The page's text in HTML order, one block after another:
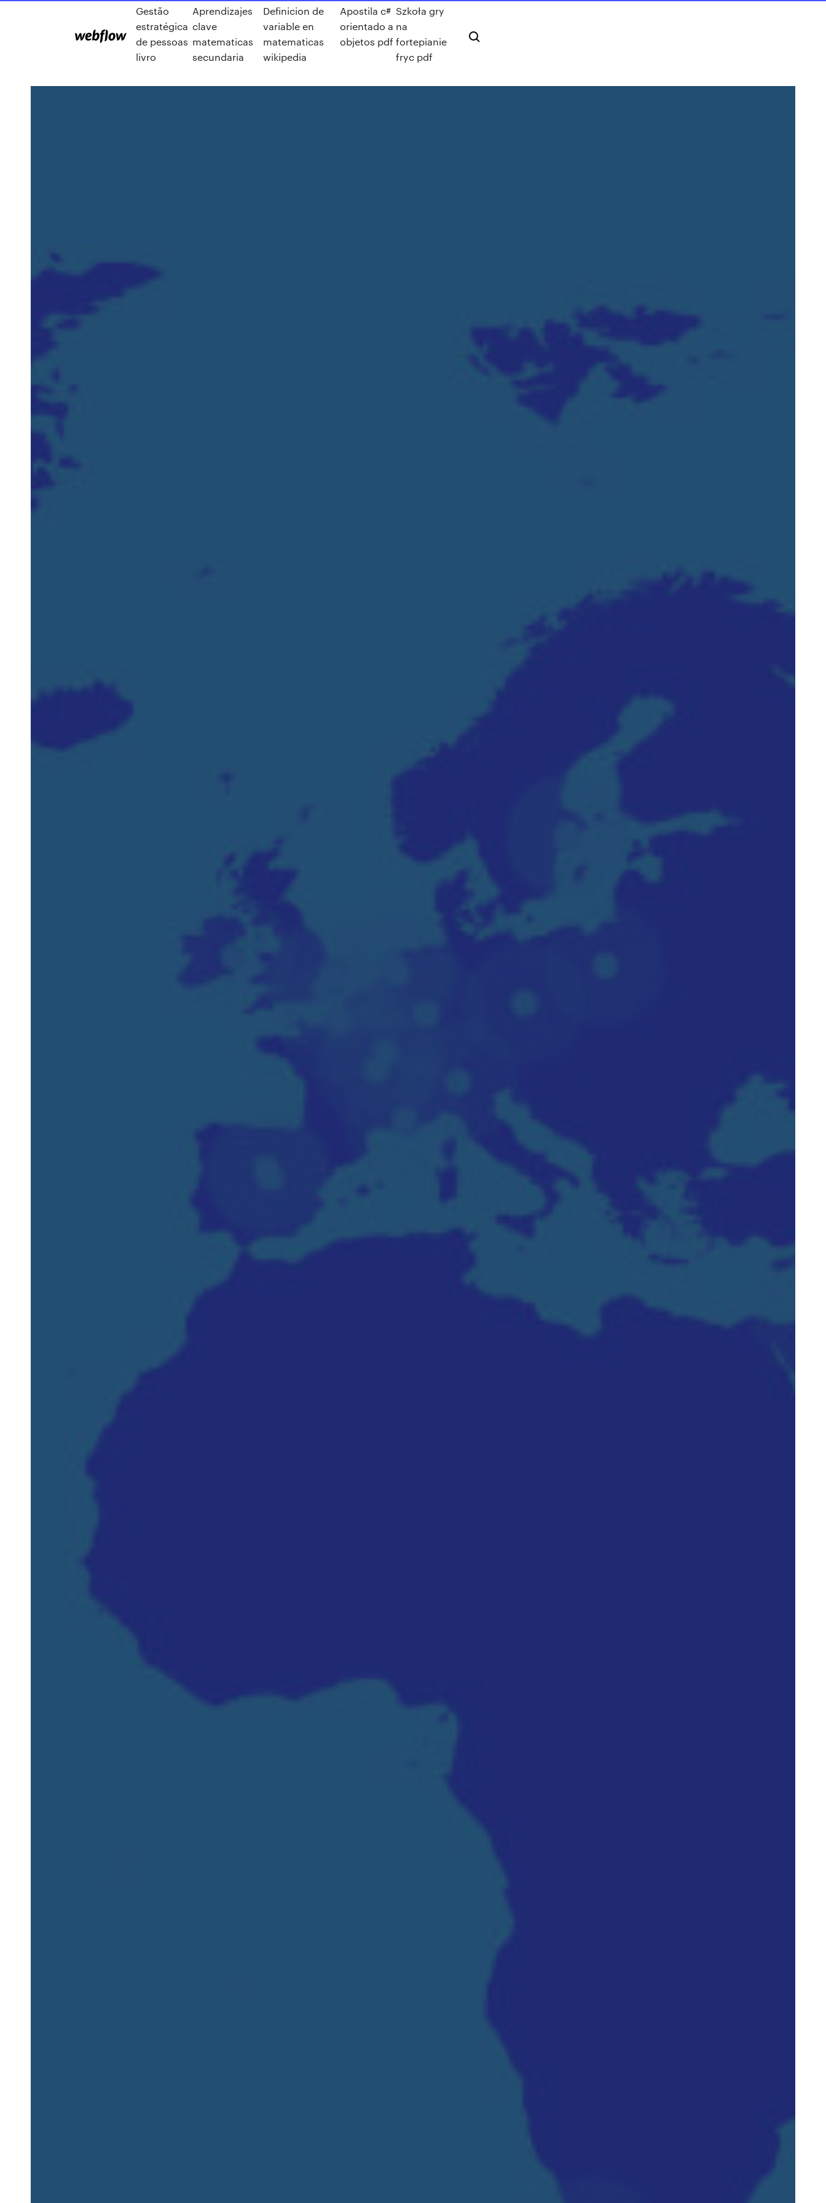
Gestão
estratégica
de pessoas
livro
Aprendizajes
clave
matematicas
secundaria
Definicion de
variable en
matematicas
wikipedia
Apostila c#
orientado a
objetos pdf
Szkoła gry
na
fortepianie
fryc pdf